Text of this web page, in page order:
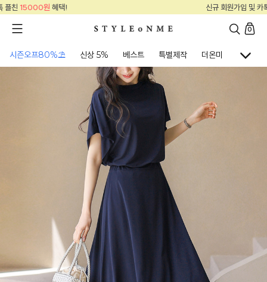
신규 회원가입 및 카톡 플친
0
시즌오프80%⛱ 신상 5% 베스트 특별제작 더온미 골프웨어